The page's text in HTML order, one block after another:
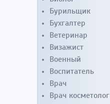
Бурильщик
Бухгалтер
Ветеринар
Визажист
Военный
Воспитатель
Врач
Врач косметолог